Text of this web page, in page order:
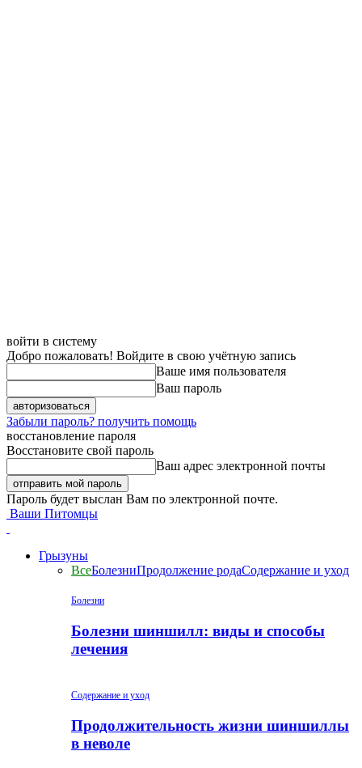
войти в систему
Добро пожаловать! Войдите в свою учётную запись
Ваше имя пользователя
Ваш пароль
Забыли пароль? получить помощь
восстановление пароля
Восстановите свой пароль
Ваш адрес электронной почты
Пароль будет выслан Вам по электронной почте.
Ваши Питомцы
Грызуны
ВсеБолезниПродолжение родаСодержание и уход
Болезни
Болезни шиншилл: виды и способы
лечения
Содержание и уход
Продолжительность жизни шиншиллы
в неволе